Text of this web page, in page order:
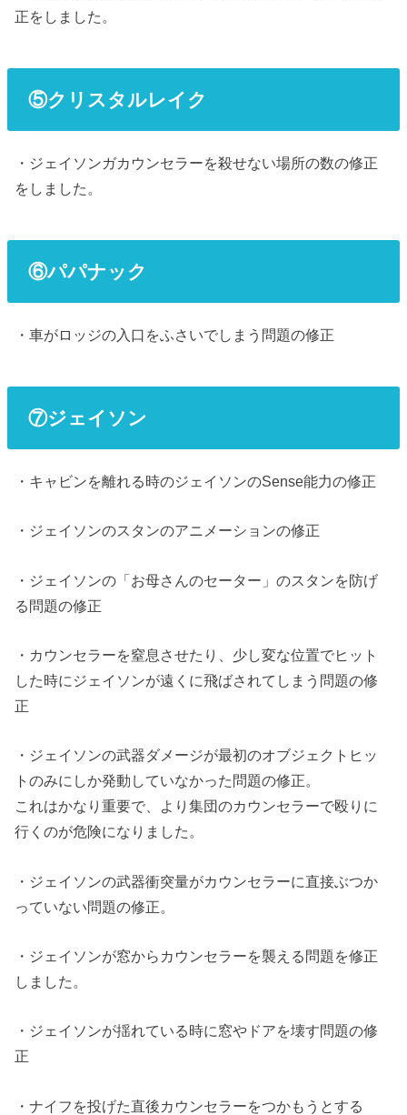
正をしました。
⑤クリスタルレイク
・ジェイソンガカウンセラーを殺せない場所の数の修正
をしました。
⑥パパナック
・車がロッジの入口をふさいでしまう問題の修正
⑦ジェイソン
・キャビンを離れる時のジェイソンのSense能力の修正
・ジェイソンのスタンのアニメーションの修正
・ジェイソンの「お母さんのセーター」のスタンを防げ
る問題の修正
・カウンセラーを窒息させたり、少し変な位置でヒット
した時にジェイソンが遠くに飛ばされてしまう問題の修
正
・ジェイソンの武器ダメージが最初のオブジェクトヒッ
トのみにしか発動していなかった問題の修正。
これはかなり重要で、より集団のカウンセラーで殴りに
行くのが危険になりました。
・ジェイソンの武器衝突量がカウンセラーに直接ぶつか
っていない問題の修正。
・ジェイソンが窓からカウンセラーを襲える問題を修正
しました。
・ジェイソンが揺れている時に窓やドアを壊す問題の修
正
・ナイフを投げた直後カウンセラーをつかもうとする